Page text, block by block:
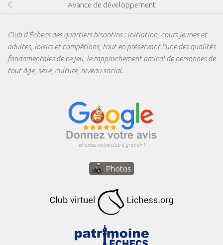
Avance de développement
Club d'Échecs des quartiers bisontins : initiation, cours jeunes et
adultes, loisirs et compétions, tout en préservant l'une des qualités
fondamentales de ce jeu, le rapprochement amical de personnes de
tout âge, sexe, culture, niveau social.
et aidez notre club à grandir !